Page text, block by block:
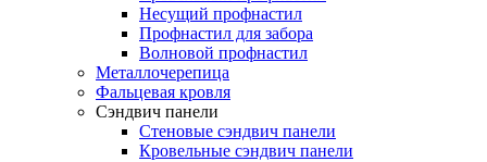
Несущий профнастил
Профнастил для забора
Волновой профнастил
Металлочерепица
Фальцевая кровля
Сэндвич панели
Стеновые сэндвич панели
Кровельные сэндвич панели